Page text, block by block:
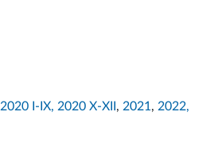
2020 I-IX, 2020 X-XII, 2021, 2022,